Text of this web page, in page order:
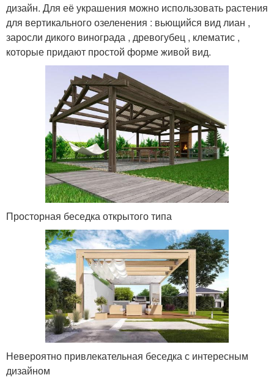
дизайн. Для её украшения можно использовать растения
для вертикального озеленения : вьющийся вид лиан ,
заросли дикого винограда , древогубец , клематис ,
которые придают простой форме живой вид.
Просторная беседка открытого типа
Невероятно привлекательная беседка с интересным
дизайном